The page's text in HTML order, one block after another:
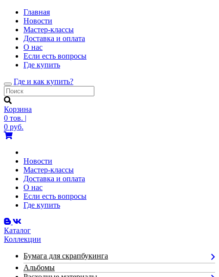
Главная
Новости
Мастер-классы
Доставка и оплата
О нас
Если есть вопросы
Где купить
Toggle
navigation
Где и как купить?
Корзина
0 тов. |
0 руб.
Новости
Мастер-классы
Доставка и оплата
О нас
Если есть вопросы
Где купить
Каталог
Коллекции
Бумага для скрапбукинга
Альбомы